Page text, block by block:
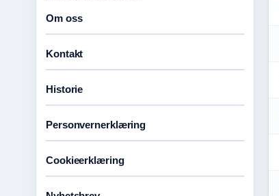
Om oss
Kontakt
Historie
Personvernerklæring
Cookieerklæring